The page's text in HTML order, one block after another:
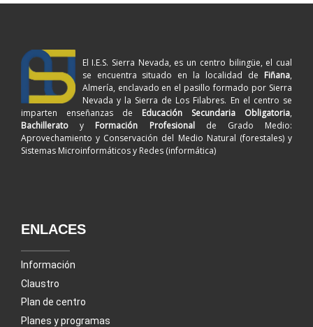
El I.E.S. Sierra Nevada, es un centro bilingüe, el cual
se encuentra situado en la localidad de Fiñana,
Almería, enclavado en el pasillo formado por Sierra
Nevada y la Sierra de Los Filabres. En el centro se
imparten enseñanzas de Educación Secundaria Obligatoria,
Bachillerato y Formación Profesionalde Grado Medio:
Aprovechamiento y Conservación del Medio Natural (forestales) y
Sistemas Microinformáticos y Redes (informática)
ENLACES
Información
Claustro
Plan de centro
Planes y programas